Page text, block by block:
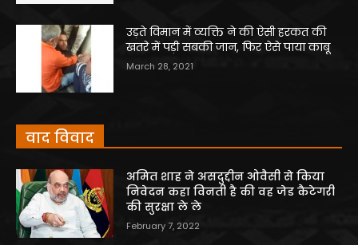
उड़ते विमान में व्यक्ति ने की ऐसी हरकत की
खतरे में पड़ी सबकी जान, फिर ऐसे पाया काबू
March 28, 2021
वाद विवाद
अमित शाह ने असदुद्दीन ओवैसी से किया
निवेदन कहा विनती है की वह जेड कैटेगरी
की सुरक्षा ले ले
February 7, 2022